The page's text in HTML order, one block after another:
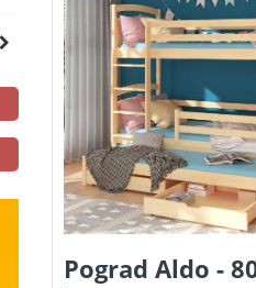
Pograd Aldo -